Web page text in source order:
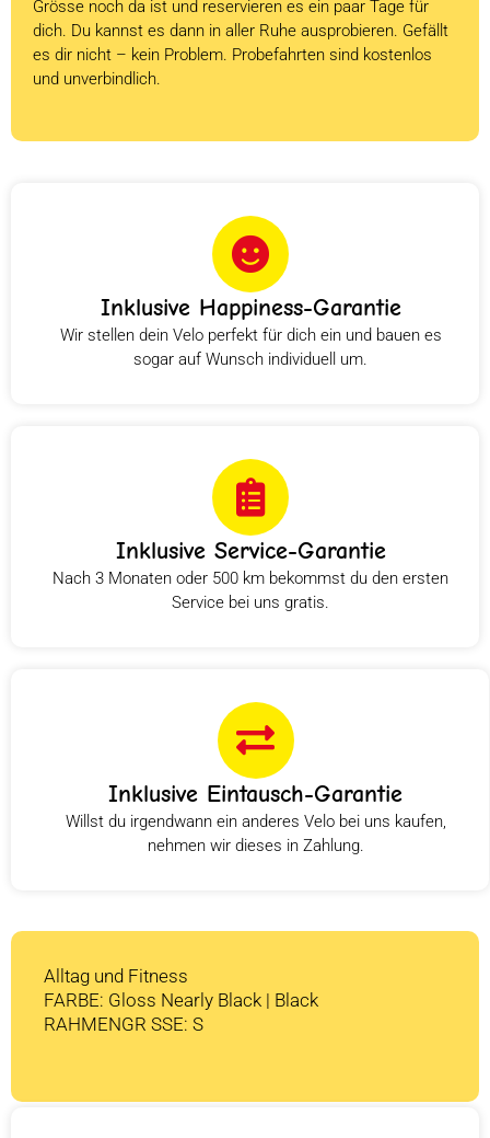
Grösse noch da ist und reservieren es ein paar Tage für
dich. Du kannst es dann in aller Ruhe ausprobieren. Gefällt
es dir nicht – kein Problem. Probefahrten sind kostenlos
und unverbindlich.
Inklusive Happiness-Garantie
Wir stellen dein Velo perfekt für dich ein und bauen es
sogar auf Wunsch individuell um.
Inklusive Service-Garantie
Nach 3 Monaten oder 500 km bekommst du den ersten
Service bei uns gratis.
Inklusive Eintausch-Garantie
Willst du irgendwann ein anderes Velo bei uns kaufen,
nehmen wir dieses in Zahlung.
Alltag und Fitness
FARBE: Gloss Nearly Black | Black
RAHMENGR SSE: S